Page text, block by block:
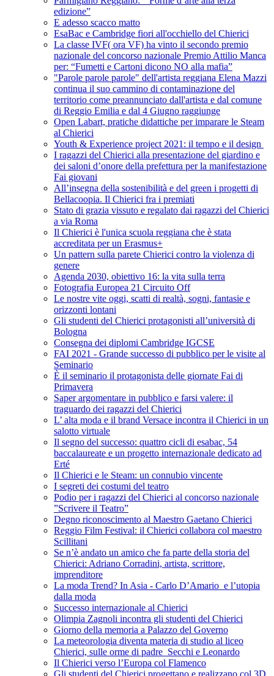
edizione”
E adesso scacco matto
EsaBac e Cambridge fiori all'occhiello del Chierici
La classe IVF( ora VF) ha vinto il secondo premio
nazionale del concorso nazionale Premio Attilio Manca
per: “Fumetti e Cartoni dicono NO alla mafia”
"Parole parole parole" dell'artista reggiana Elena Mazzi
continua il suo cammino di contaminazione del
territorio come preannunciato dall'artista e dal comune
di Reggio Emilia e dal 4 Giugno raggiunge
Open Labart, pratiche didattiche per imparare le Steam
al Chierici
Youth & Experience project 2021: il tempo e il design
I ragazzi del Chierici alla presentazione del giardino e
dei saloni d’onore della prefettura per la manifestazione
Fai giovani
All’insegna della sostenibilità e del green i progetti di
Bellacoopia. Il Chierici fra i premiati
Stato di grazia vissuto e regalato dai ragazzi del Chierici
a via Roma
Il Chierici è l'unica scuola reggiana che è stata
accreditata per un Erasmus+
Un pattern sulla parete Chierici contro la violenza di
genere
Agenda 2030, obiettivo 16: la vita sulla terra
Fotografia Europea 21 Circuito Off
Le nostre vite oggi, scatti di realtà, sogni, fantasie e
orizzonti lontani
Gli studenti del Chierici protagonisti all’università di
Bologna
Consegna dei diplomi Cambridge IGCSE
FAI 2021 - Grande successo di pubblico per le visite al
Seminario
È il seminario il protagonista delle giornate Fai di
Primavera
Saper argomentare in pubblico e farsi valere: il
traguardo dei ragazzi del Chierici
L’ alta moda e il brand Versace incontra il Chierici in un
salotto virtuale
Il segno del successo: quattro cicli di esabac, 54
baccalaureate e un progetto internazionale dedicato ad
Erté
Il Chierici e le Steam: un connubio vincente
I segreti dei costumi del teatro
Podio per i ragazzi del Chierici al concorso nazionale
”Scrivere il Teatro”
Degno riconoscimento al Maestro Gaetano Chierici
Reggio Film Festival: il Chierici collabora col maestro
Scillitani
Se n’è andato un amico che fa parte della storia del
Chierici: Adriano Corradini, artista, scrittore,
imprenditore
La moda Trend? In Asia - Carlo D’Amario e l’utopia
dalla moda
Successo internazionale al Chierici
Olimpia Zagnoli incontra gli studenti del Chierici
Giorno della memoria a Palazzo del Governo
La meteorologia diventa materia di studio al liceo
Chierici, sulle orme di padre Secchi e Leonardo
Il Chierici verso l’Europa col Flamenco